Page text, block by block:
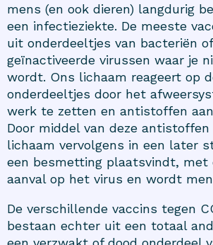
mens (en ook dieren) langdurig
een infectieziekte. De meeste
uit onderdeeltjes van bacteriën
geïnactiveerde virussen waar je
wordt. Ons lichaam reageert op
onderdeeltjes door het
werk te zetten en antistoffen
Door middel van deze
lichaam vervolgens in een later
een besmetting plaatsvindt, met
aanval op het virus en wordt
De verschillende vaccins tegen
bestaan echter uit een totaal